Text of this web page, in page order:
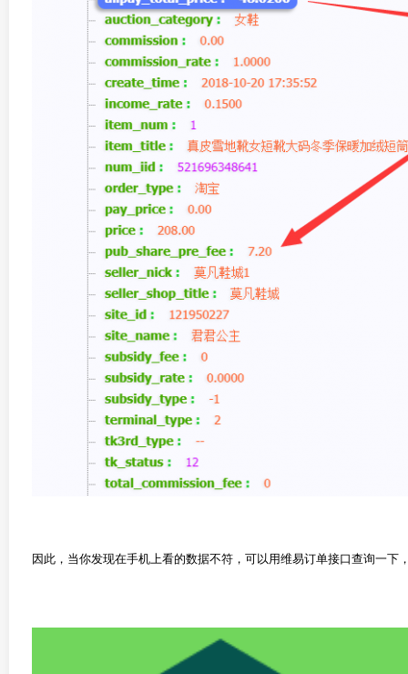
因此，当你发现在手机上看的数据不符，可以用维易订单接口查询一下